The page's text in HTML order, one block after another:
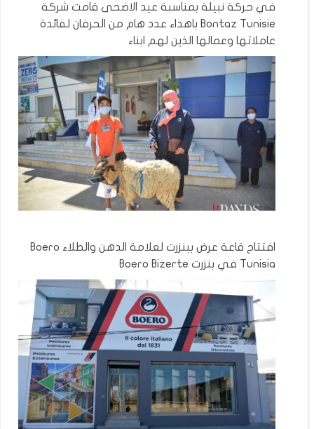
في حركة نبيلة بمناسبة عيد الاضحى قامت شركة
Bontaz Tunisie باهداء عدد هام من الحرفان لفائدة
عاملاتها وعمالها الذين لهم ابناء
افتتاح قاعة عرض ببنزرت لعلامة الدهن والطلاء Boero
Tunisia في بنزرت Boero Bizerte